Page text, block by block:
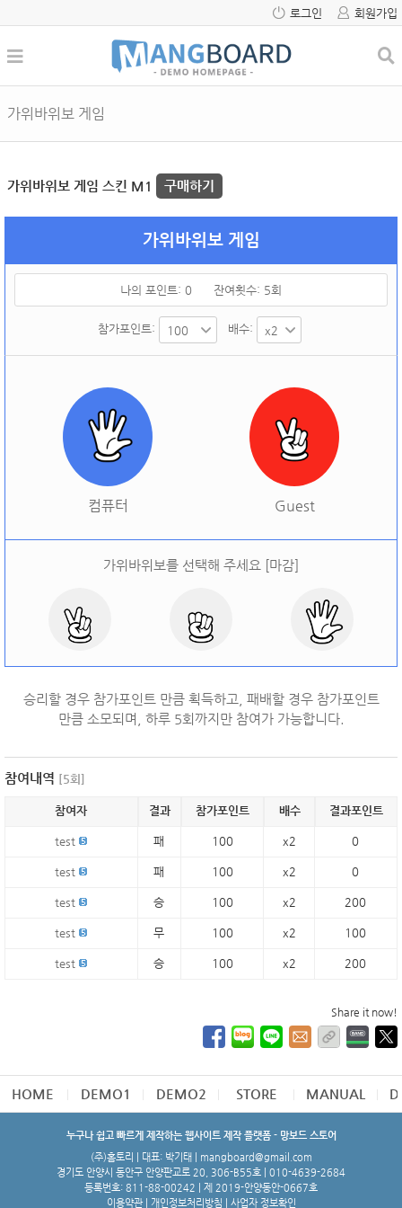
로그인 회원가입
가위바위보 게임
가위바위보 게임 스킨 M1 구매하기
가위바위보 게임
나의 포인트: 0 잔여횟수: 5회
참가포인트: 배수:
컴퓨터 Guest
가위바위보를 선택해 주세요 [마감]
[ 오늘 승률: 오늘 결과: ]
승리할 경우 참가포인트 만큼 획득하고, 패배할 경우 참가포인트
만큼 소모되며, 하루 5회까지만 참여가 가능합니다.
참여내역 [5회]
참여자 결과 참가포인트 배수 결과포인트
test 패 100 x2 0
test 패 100 x2 0
test 승 100 x2 200
test 무 100 x2 100
test 승 100 x2 200
Share it now!
HOME DEMO1 DEMO2 STORE MANUAL
누구나 쉽고 빠르게 제작하는 웹사이트 제작 플랫폼 - 망보드 스토어
(주)홈토리 | 대표: 박기태 | mangboard@gmail.com
경기도 안양시 동안구 안양판교로 20, 306-B55호 | 010-4639-2684
등록번호: 811-88-00242 | 제 2019-안양동안-0667호
이용약관| 개인정보처리방침 사업자 정보확인